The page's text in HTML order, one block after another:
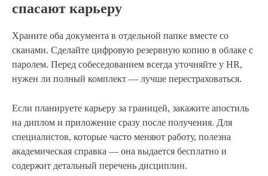
спасают карьеру
Храните оба документа в отдельной папке вместе со
сканами. Сделайте цифровую резервную копию в облаке с
паролем. Перед собеседованием всегда уточняйте у HR,
нужен ли полный комплект — лучше перестраховаться.
Если планируете карьеру за границей, закажите апостиль
на диплом и приложение сразу после получения. Для
специалистов, которые часто меняют работу, полезна
академическая справка — она выдается бесплатно и
содержит детальный перечень дисциплин.